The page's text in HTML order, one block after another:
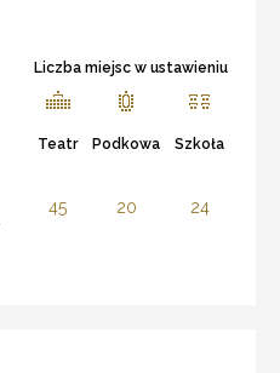
Liczba miejsc w ustawieniu
Teatr Podkowa Szkoła
45 20 24